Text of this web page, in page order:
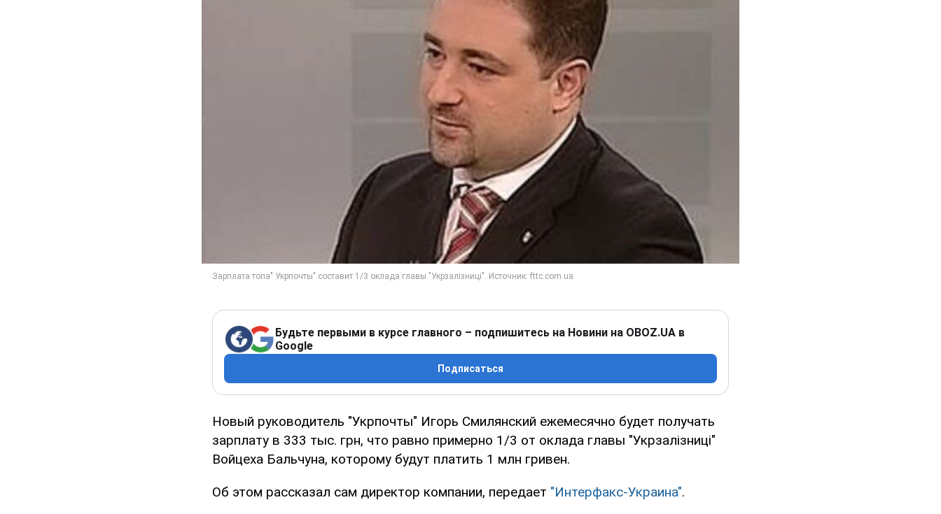
Будьте первыми в курсе главного – подпишитесь на Новини на OBOZ.UA в
Google
Подписаться
Новый руководитель "Укрпочты" Игорь Смилянский ежемесячно будет получать
зарплату в 333 тыс. грн, что равно примерно 1/3 от оклада главы "Укрзалізниці"
Войцеха Бальчуна, которому будут платить 1 млн гривен.
Об этом рассказал сам директор компании, передает "Интерфакс-Украина".